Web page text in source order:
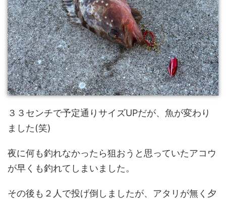
３３センチで予定通りサイズUPだが、魚が変わり
ました(笑)
夜に何も釣れなかったら狙おうと思っていたアコウ
が早くも釣れてしまいました。
その後も２人で投げ倒しましたが、アタリが無く夕